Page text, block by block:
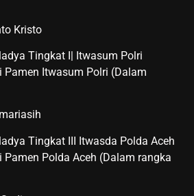
Kristo
Tingkat I| Itwasum Polri
Itwasum Polri (Dalam
Tingkat III Itwasda Polda Aceh
Polda Aceh (Dalam rangka